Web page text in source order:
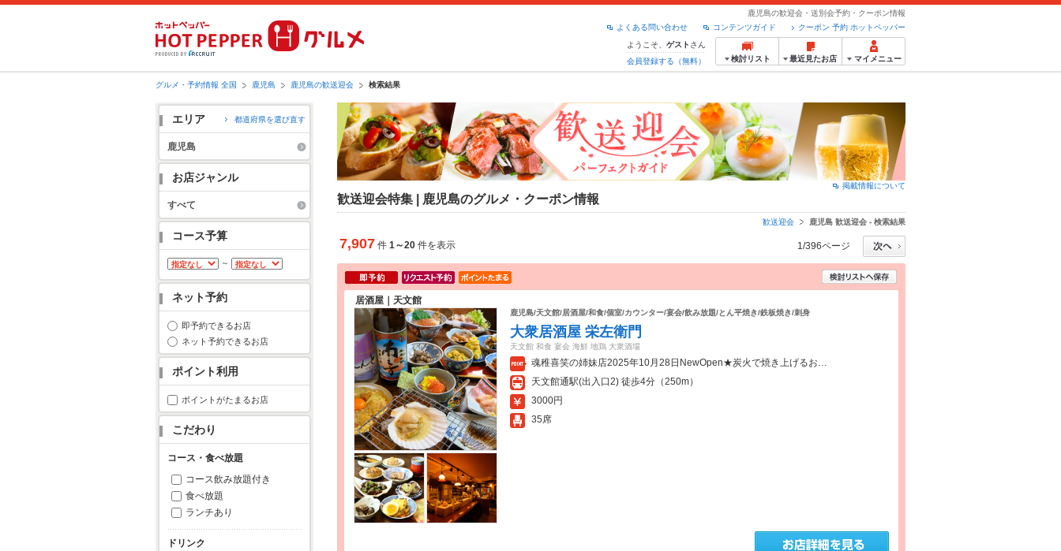
鹿児島の歓迎会・送別会予約・クーポン情報
クーポン 予約 ホットペッパー
コンテンツガイド
よくある問い合わせ
ようこそ、 ゲスト さん
会員登録する（無料）
検討リスト 最近見たお店 マイメニュー
グルメ・予約情報 全国 鹿児島 鹿児島の歓送迎会 検索結果
エリア 都道府県を選び直す
鹿児島
お店ジャンル
すべて
コース予算
～
ネット予約
即予約できるお店
ネット予約できるお店
ポイント利用
ポイントがたまるお店
こだわり
コース・食べ放題
コース飲み放題付き
食べ放題
ランチあり
ドリンク
掲載情報について
歓送迎会特集 | 鹿児島のグルメ・クーポン情報
歓送迎会 鹿児島 歓送迎会 - 検索結果
7,907 件 1～20 件を表示 1/396ページ
居酒屋｜天文館
鹿児島/天文館/居酒屋/和食/個室/カウンター/宴会/飲み放題/とん平焼き/鉄板焼き/刺身
大衆居酒屋 栄左衛門
天文館 和食 宴会 海鮮 地鶏 大衆酒場
魂稚喜笑の姉妹店2025年10月28日NewOpen★炭火で焼き上げるお…
天文館通駅(出入口2) 徒歩4分（250m）
3000円
35席